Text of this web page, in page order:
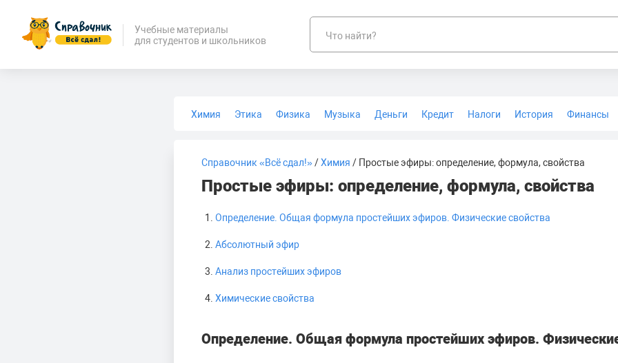
Учебные материалы
для студентов и школьников
Что найти?
Химия Этика Физика Музыка Деньги Кредит Налоги История
Финансы
Справочник «Всё сдал!»/Химия / Простые эфиры: определение, формула, свойства
Простые эфиры: определение, формула, свойства
Определение. Общая формула простейших эфиров. Физические свойства
Абсолютный эфир
Анализ простейших эфиров
Химические свойства
Определение. Общая формула простейших эфиров.